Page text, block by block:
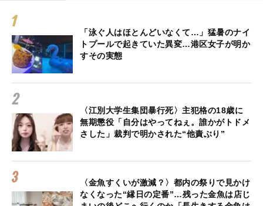
「泳ぐ人はほとんどいなくて…」猛暑のナイ
トプールで起きていた異変…港区女子が明か
すその実態
〈江別大学生集団暴行死〉主犯格の18歳に
無期懲役「自分はやってねぇ。誰かがトドメ
さした」裁判で明かされた“他責ぶり”
〈金魚すくいが激減？〉都内の祭りで見かけ
なくなった“縁日の定番”…残った金魚は店じ